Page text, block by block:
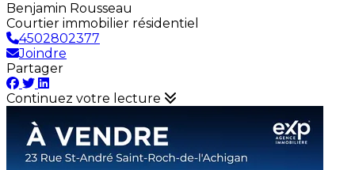
Benjamin Rousseau
Courtier immobilier résidentiel
4502802377
Joindre
Partager
Continuez votre lecture